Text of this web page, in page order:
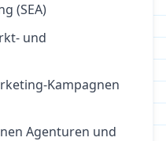
(SEA)
und
Kampagnen
Agenturen und